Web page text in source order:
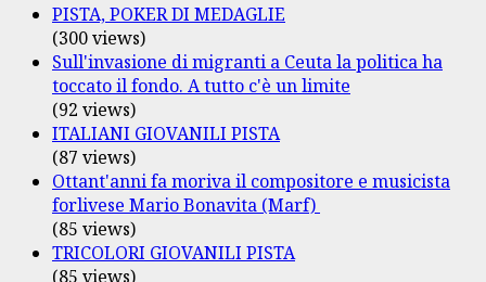
PISTA, POKER DI MEDAGLIE
(300 views)
Sull'invasione di migranti a Ceuta la politica ha
toccato il fondo. A tutto c'è un limite
(92 views)
ITALIANI GIOVANILI PISTA
(87 views)
Ottant'anni fa moriva il compositore e musicista
forlivese Mario Bonavita (Marf)
(85 views)
TRICOLORI GIOVANILI PISTA
(85 views)